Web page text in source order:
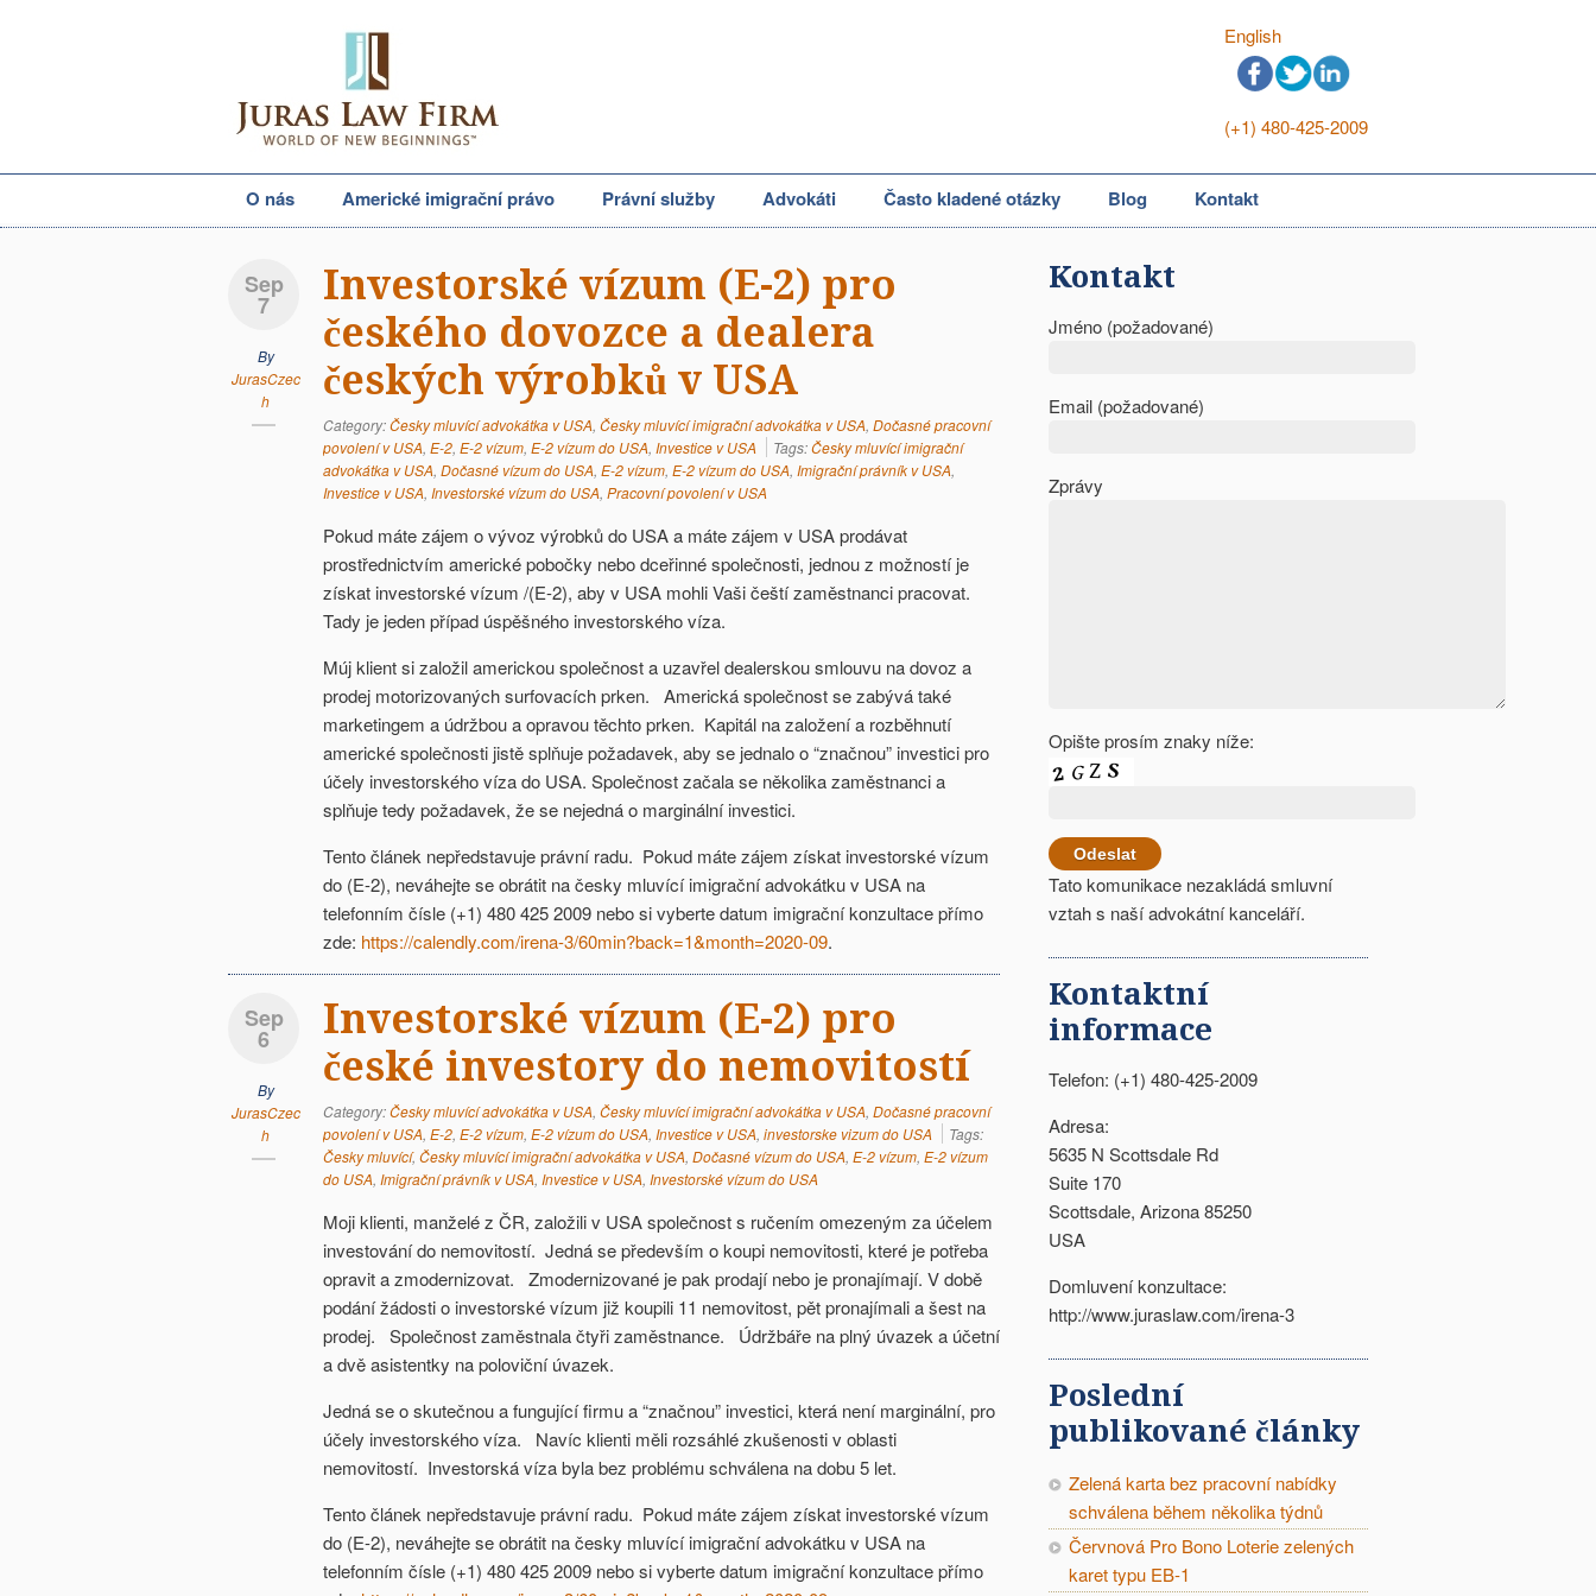
English
(+1) 480-425-2009
O nás Americké imigrační právo Právní služby Advokáti Často kladené otázky Blog Kontakt
Sep
7
By
JurasCzec
h
Investorské vízum (E-2) pro
českého dovozce a dealera
českých výrobků v USA
Category:Česky mluvící advokátka v USA, Česky mluvící imigrační advokátka v USA, Dočasné pracovní
povolení v USA, E-2, E-2 vízum, E-2 vízum do USA, Investice v USA Tags:Česky mluvící imigrační
advokátka v USA, Dočasné vízum do USA, E-2 vízum, E-2 vízum do USA, Imigrační právník v USA,
Investice v USA, Investorské vízum do USA, Pracovní povolení v USA
Pokud máte zájem o vývoz výrobků do USA a máte zájem v USA prodávat
prostřednictvím americké pobočky nebo dceřinné společnosti, jednou z možností je
získat investorské vízum /(E-2), aby v USA mohli Vaši čeští zaměstnanci pracovat.
Tady je jeden případ úspěšného investorského víza.
Múj klient si založil americkou společnost a uzavřel dealerskou smlouvu na dovoz a
prodej motorizovaných surfovacích prken. Americká společnost se zabývá také
marketingem a údržbou a opravou těchto prken. Kapitál na založení a rozběhnutí
americké společnosti jistě splňuje požadavek, aby se jednalo o “značnou” investici pro
účely investorského víza do USA. Společnost začala se několika zaměstnanci a
splňuje tedy požadavek, že se nejedná o marginální investici.
Tento článek nepředstavuje právní radu. Pokud máte zájem získat investorské vízum
do (E-2), neváhejte se obrátit na česky mluvící imigrační advokátku v USA na
telefonním čísle (+1) 480 425 2009 nebo si vyberte datum imigrační konzultace přímo
zde: https://calendly.com/irena-3/60min?back=1&month=2020-09.
Sep
6
By
JurasCzec
h
Investorské vízum (E-2) pro
české investory do nemovitostí
Category:Česky mluvící advokátka v USA, Česky mluvící imigrační advokátka v USA, Dočasné pracovní
povolení v USA, E-2, E-2 vízum, E-2 vízum do USA, Investice v USA, investorske vizum do USA
Tags:
Česky mluvící, Česky mluvící imigrační advokátka v USA, Dočasné vízum do USA, E-2 vízum, E-2 vízum
do USA, Imigrační právník v USA, Investice v USA, Investorské vízum do USA
Moji klienti, manželé z ČR, založili v USA společnost s ručením omezeným za účelem
investování do nemovitostí. Jedná se především o koupi nemovitosti, které je potřeba
opravit a zmodernizovat. Zmodernizované je pak prodají nebo je pronajímají. V době
podání žádosti o investorské vízum již koupili 11 nemovitost, pět pronajímali a šest na
prodej. Společnost zaměstnala čtyři zaměstnance. Údržbáře na plný úvazek a účetní
a dvě asistentky na poloviční úvazek.
Jedná se o skutečnou a fungující firmu a “značnou” investici, která není marginální, pro
účely investorského víza. Navíc klienti měli rozsáhlé zkušenosti v oblasti
nemovitostí. Investorská víza byla bez problému schválena na dobu 5 let.
Tento článek nepředstavuje právní radu. Pokud máte zájem získat investorské vízum
do (E-2), neváhejte se obrátit na česky mluvící imigrační advokátku v USA na
telefonním čísle (+1) 480 425 2009 nebo si vyberte datum imigrační konzultace přímo
Kontakt
Jméno (požadované)
Email (požadované)
Zprávy
Opište prosím znaky níže:
Tato komunikace nezakládá smluvní
vztah s naší advokátní kanceláří.
Kontaktní
informace
Telefon: (+1) 480-425-2009
Adresa:
5635 N Scottsdale Rd
Suite 170
Scottsdale, Arizona 85250
USA
Domluvení konzultace:
http://www.juraslaw.com/irena-3
Poslední
publikované články
Zelená karta bez pracovní nabídky
schválena během několika týdnů
Červnová Pro Bono Loterie zelených
karet typu EB-1